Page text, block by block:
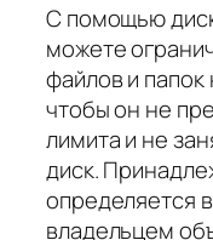
С помощью
можете
файлов и папок
чтобы он не
лимита и не
диск.
определяется
владельцем